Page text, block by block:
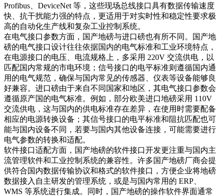
Profibus、DeviceNet 等，这些现场总线接口具有数据传输速度
快、抗干扰能力强的特点，更适用于对实时性和稳定性要求极
高的自动化生产线和复杂工业控制系统。​
在电气接口参数方面，国产地磅与进口磅也有所不同。国产地
磅的电气接口设计往往依据国内的电气标准和工业环境特点，
在电源接口的电压、电流规格上，多采用 220V 交流供电，以
匹配国内常规的市电环境；信号接口的电平标准则遵循国内通
用的电气规范，确保与国内常见的传感器、仪表等设备能够良
好兼容。进口磅由于来自不同国家和地区，其电气接口参数会
遵循原产国的电气标准。例如，部分欧美进口地磅采用 110V
交流供电，这与国内的供电标准存在差异，在使用时需要配备
相应的电源转换设备；其信号接口的电平标准和阻抗匹配也可
能与国内设备不同，若要与国内其他设备连接，可能需要进行
电气参数的转换和适配。​
软件接口适配方面，国产地磅的软件接口开发更注重与国内主
流管理软件和工业控制系统的兼容性。许多国产地磅厂商会提
供符合国内数据传输协议和格式的软件接口，方便企业将地磅
数据接入自主研发的管理系统，或是与国内常用的 ERP、
WMS 等系统进行集成。同时，国产地磅的操作软件界面通常